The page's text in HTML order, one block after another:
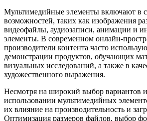
Мультимедийные элементы включают в
возможностей, таких как изображения
видеофайлы, аудиозаписи, анимации и
элементы. В современном онлайн-
производители контента часто
демонстрации продуктов, обучающих
визуальных исследований, а также в
художественного выражения.
Несмотря на широкий выбор вариантов
использовании мультимедийных
их влияние на производительность и
Оптимизация размеров файлов, выбор